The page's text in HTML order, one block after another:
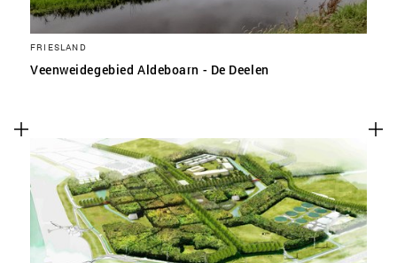
FRIESLAND
Veenweidegebied Aldeboarn - De Deelen